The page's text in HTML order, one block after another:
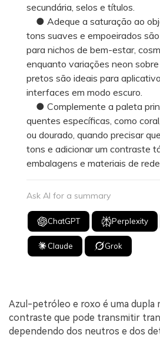
secundária, selos e títulos.
● Adeque a saturação ao
tons suaves e empoeirados
para nichos de bem-estar,
enquanto variações neon
pretos são ideais para
interfaces em modo escuro.
● Complemente a paleta
quentes específicas, como
ou dourado, quando precisar
tons e adicionar um contraste
embalagens e materiais de
Ask AI for a summary
ChatGPT Perplexity
Claude Grok
Azul-petróleo e roxo é uma dupla
contraste que pode transmitir
dependendo dos neutros e dos